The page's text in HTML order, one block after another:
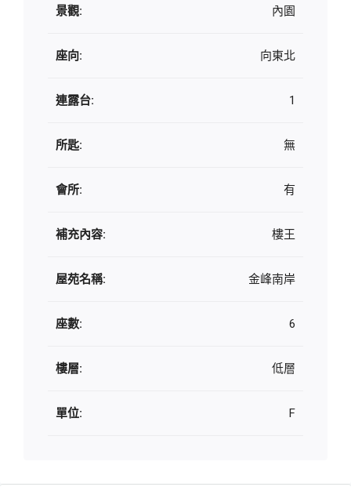
景觀: 內園
座向: 向東北
連露台: 1
所匙: 無
會所: 有
補充內容: 樓王
屋苑名稱: 金峰南岸
座數: 6
樓層: 低層
單位: F